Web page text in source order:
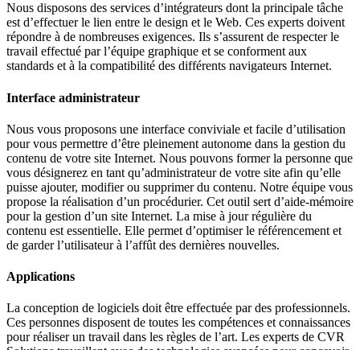
Nous disposons des services d’intégrateurs dont la principale tâche
est d’effectuer le lien entre le design et le Web. Ces experts doivent
répondre à de nombreuses exigences. Ils s’assurent de respecter le
travail effectué par l’équipe graphique et se conforment aux
standards et à la compatibilité des différents navigateurs Internet.
Interface administrateur
Nous vous proposons une interface conviviale et facile d’utilisation
pour vous permettre d’être pleinement autonome dans la gestion du
contenu de votre site Internet. Nous pouvons former la personne que
vous désignerez en tant qu’administrateur de votre site afin qu’elle
puisse ajouter, modifier ou supprimer du contenu. Notre équipe vous
propose la réalisation d’un procédurier. Cet outil sert d’aide-mémoire
pour la gestion d’un site Internet. La mise à jour régulière du
contenu est essentielle. Elle permet d’optimiser le référencement et
de garder l’utilisateur à l’affût des dernières nouvelles.
Applications
La conception de logiciels doit être effectuée par des professionnels.
Ces personnes disposent de toutes les compétences et connaissances
pour réaliser un travail dans les règles de l’art. Les experts de CVR